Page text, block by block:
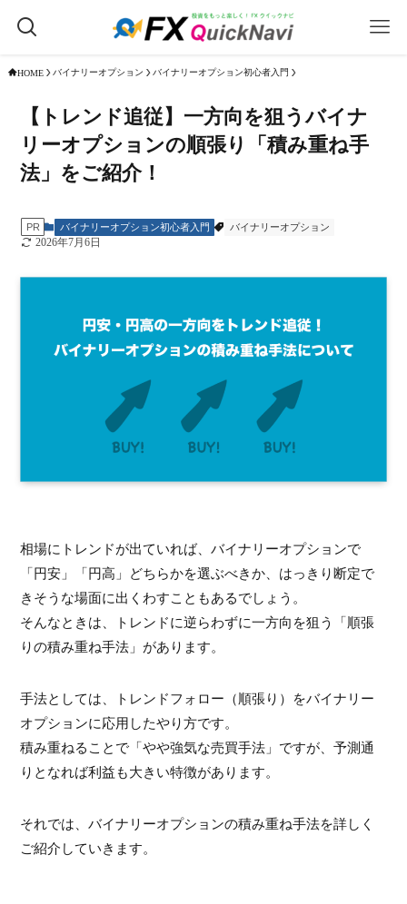
HOME バイナリーオプション バイナリーオプション初心者入門
【トレンド追従】一方向を狙うバイナ
リーオプションの順張り「積み重ね手
法」をご紹介！
PR バイナリーオプション初心者入門
バイナリーオプション
2026年7月6日
相場にトレンドが出ていれば、バイナリーオプションで
「円安」「円高」どちらかを選ぶべきか、はっきり断定で
きそうな場面に出くわすこともあるでしょう。
そんなときは、トレンドに逆らわずに一方向を狙う「順張
りの積み重ね手法」があります。
手法としては、トレンドフォロー（順張り）をバイナリー
オプションに応用したやり方です。
積み重ねることで「やや強気な売買手法」ですが、予測通
りとなれば利益も大きい特徴があります。
それでは、バイナリーオプションの積み重ね手法を詳しく
ご紹介していきます。